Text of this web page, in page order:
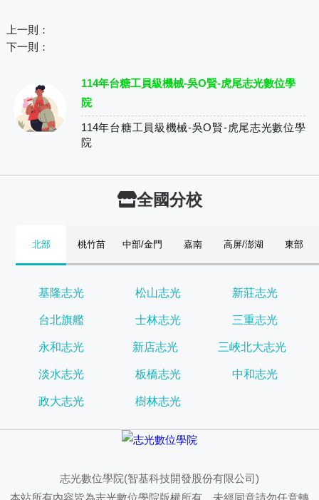
上一則：
下一則：
114年台糖工員級機械-吳O賢-虎尾志光數位學
院
114年台糖工員級機械-吳O賢-虎尾志光數位學
院
全國分校
北部 桃竹苗 中部/金門 嘉南 高屏/澎湖 東部
基隆志光 松山志光 新莊志光
台北旗艦 士林志光 三重志光
永和志光 新店志光 三峽北大志光
淡水志光 板橋志光 中和志光
政大志光 樹林志光
志光數位學院(智基科技開發股份有限公司)
本站所有內容皆為志光數位學院版權所有，未經同意請勿任意轉